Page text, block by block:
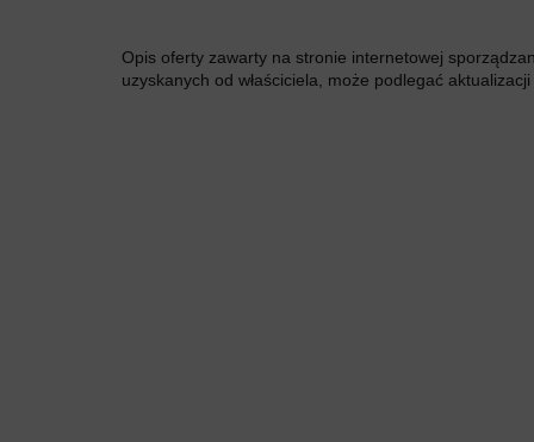
Opis oferty zawarty na stronie internetowej
uzyskanych od właściciela, może podlegać